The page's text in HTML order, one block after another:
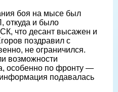
боя на мысе был
откуда и было
что десант высажен и
поздравил с
не ограничился.
возможности
особенно по фронту —
подавалась